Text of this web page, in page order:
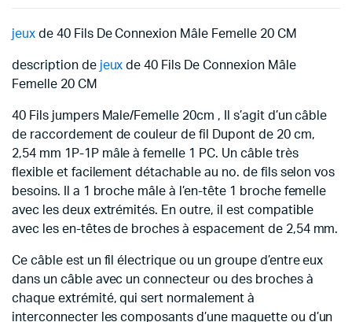
jeuxde 40 Fils De Connexion Mâle Femelle 20 CM
description de jeux de 40 Fils De Connexion Mâle
Femelle 20 CM
40 Fils jumpers Male/Femelle 20cm , Il s’agit d’un câble
de raccordement de couleur de fil Dupont de 20 cm,
2,54 mm 1P-1P mâle à femelle 1 PC. Un câble très
flexible et facilement détachable au no. de fils selon vos
besoins. Il a 1 broche mâle à l’en-tête 1 broche femelle
avec les deux extrémités. En outre, il est compatible
avec les en-têtes de broches à espacement de 2,54 mm.
Ce câble est un fil électrique ou un groupe d’entre eux
dans un câble avec un connecteur ou des broches à
chaque extrémité, qui sert normalement à
interconnecter les composants d’une maquette ou d’un